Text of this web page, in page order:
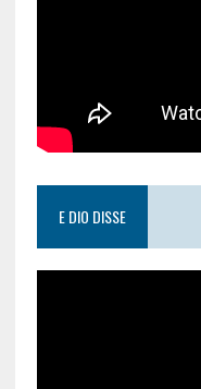
E DIO DISSE